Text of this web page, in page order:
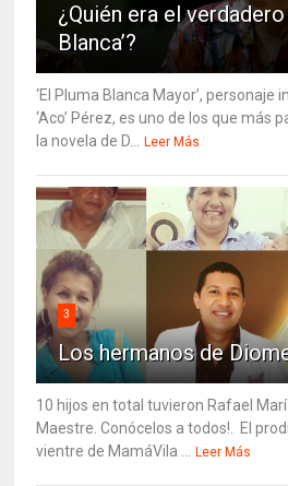
¿Quién era el verdadero
Blanca’?
‘El Pluma Blanca Mayor’,
‘Aco’ Pérez, es uno de los que más
la novela de D...
Leer Más
3
Los hermanos de
10 hijos en total tuvieron Rafael
Maestre. Conócelos a todos!. El
vientre de MamáVila ...
Leer Más